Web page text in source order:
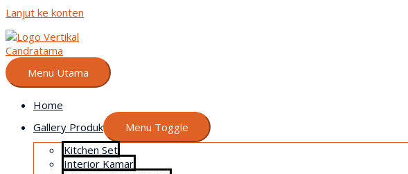
Lanjut ke konten
Menu Utama
Home
Gallery Produk
Menu Toggle
Kitchen Set
Interior Kamar